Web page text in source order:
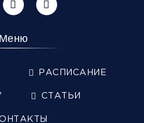
Меню
РАСПИСАНИЕ
СТАТЬИ